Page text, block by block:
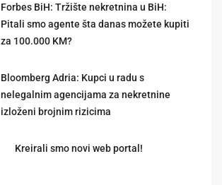
Forbes BiH: Tržište nekretnina u BiH:
Pitali smo agente šta danas možete kupiti
za 100.000 KM?
Bloomberg Adria: Kupci u radu s
nelegalnim agencijama za nekretnine
izloženi brojnim rizicima
Kreirali smo novi web portal!